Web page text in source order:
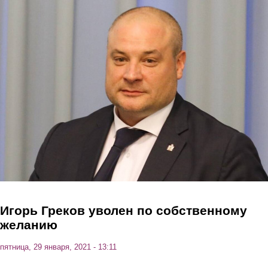
Игорь Греков уволен по собственному
желанию
пятница, 29 января, 2021 - 13:11